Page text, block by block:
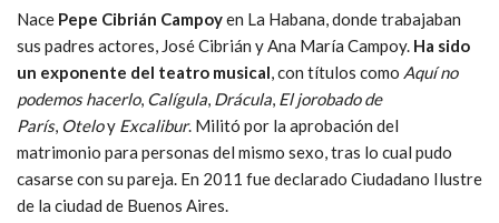
Nace Pepe Cibrián Campoyen La Habana, donde trabajaban
sus padres actores, José Cibrián y Ana María Campoy. Ha sido
un exponente del teatro musical, con títulos como Aquí no
podemos hacerlo, Calígula, Drácula, El jorobado de
París, Oteloy Excalibur. Militó por la aprobación del
matrimonio para personas del mismo sexo, tras lo cual pudo
casarse con su pareja. En 2011 fue declarado Ciudadano Ilustre
de la ciudad de Buenos Aires.